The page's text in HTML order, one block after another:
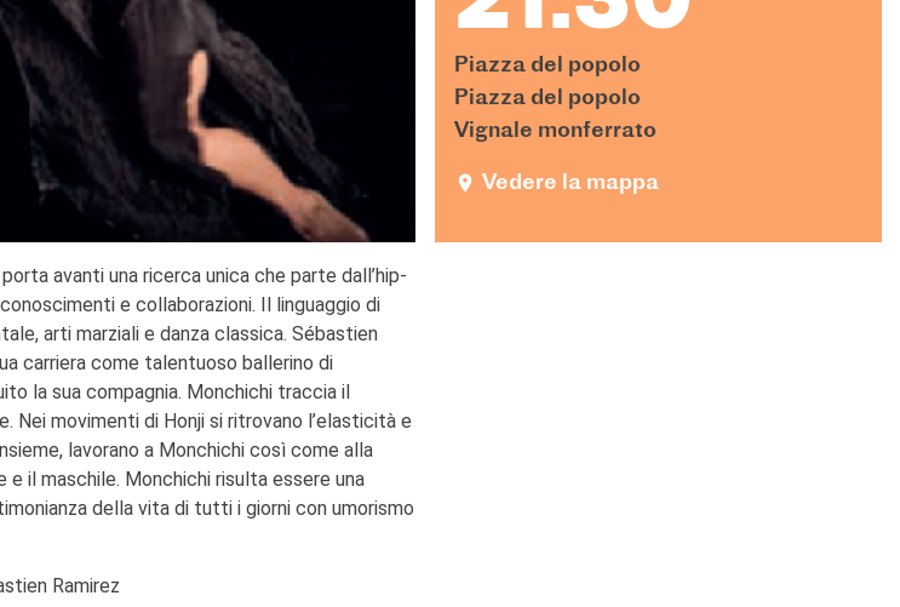
avanti una ricerca unica che parte dall’hip-
e collaborazioni. Il linguaggio di
arti marziali e danza classica. Sébastien
carriera come talentuoso ballerino di
la sua compagnia. Monchichi traccia il
Nei movimenti di Honji si ritrovano l’elasticità e
lavorano a Monchichi così come alla
il maschile. Monchichi risulta essere una
della vita di tutti i giorni con umorismo
Ramirez
Piazza del popolo
Piazza del popolo
Vignale monferrato
Vedere la mappa